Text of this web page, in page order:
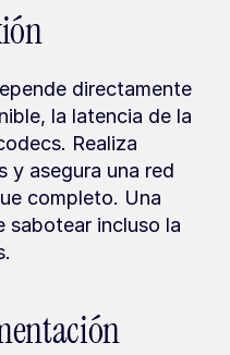
directamente
la latencia de la
Realiza
y asegura una red
completo. Una
sabotear incluso la